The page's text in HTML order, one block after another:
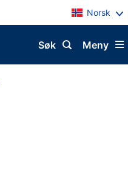
Norsk
Meny
Søk